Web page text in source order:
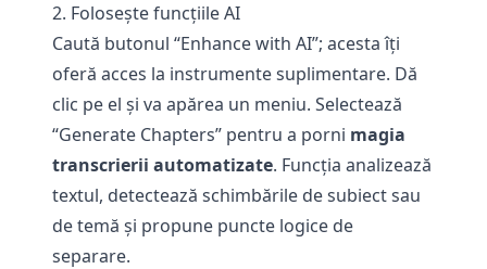
2. Folosește funcțiile AI
Caută butonul “Enhance with AI”; acesta îți
oferă acces la instrumente suplimentare. Dă
clic pe el și va apărea un meniu. Selectează
“Generate Chapters” pentru a porni magia
transcrierii automatizate. Funcția analizează
textul, detectează schimbările de subiect sau
de temă și propune puncte logice de
separare.